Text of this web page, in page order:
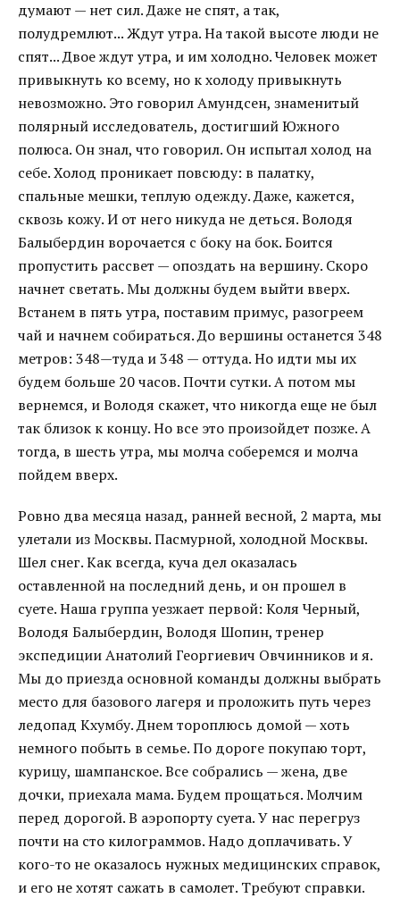
думают — нет сил. Даже не спят, а так,
полудремлют... Ждут утра. На такой высоте люди не
спят... Двое ждут утра, и им холодно. Человек может
привыкнуть ко всему, но к холоду привыкнуть
невозможно. Это говорил Амундсен, знаменитый
полярный исследователь, достигший Южного
полюса. Он знал, что говорил. Он испытал холод на
себе. Холод проникает повсюду: в палатку,
спальные мешки, теплую одежду. Даже, кажется,
сквозь кожу. И от него никуда не деться. Володя
Балыбердин ворочается с боку на бок. Боится
пропустить рассвет — опоздать на вершину. Скоро
начнет светать. Мы должны будем выйти вверх.
Встанем в пять утра, поставим примус, разогреем
чай и начнем собираться. До вершины останется 348
метров: 348—туда и 348 — оттуда. Но идти мы их
будем больше 20 часов. Почти сутки. А потом мы
вернемся, и Володя скажет, что никогда еще не был
так близок к концу. Но все это произойдет позже. А
тогда, в шесть утра, мы молча соберемся и молча
пойдем вверх.
Ровно два месяца назад, ранней весной, 2 марта, мы
улетали из Москвы. Пасмурной, холодной Москвы.
Шел снег. Как всегда, куча дел оказалась
оставленной на последний день, и он прошел в
суете. Наша группа уезжает первой: Коля Черный,
Володя Балыбердин, Володя Шопин, тренер
экспедиции Анатолий Георгиевич Овчинников и я.
Мы до приезда основной команды должны выбрать
место для базового лагеря и проложить путь через
ледопад Кхумбу. Днем тороплюсь домой — хоть
немного побыть в семье. По дороге покупаю торт,
курицу, шампанское. Все собрались — жена, две
дочки, приехала мама. Будем прощаться. Молчим
перед дорогой. В аэропорту суета. У нас перегруз
почти на сто килограммов. Надо доплачивать. У
кого-то не оказалось нужных медицинских справок,
и его не хотят сажать в самолет. Требуют справки.